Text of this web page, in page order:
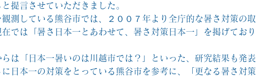
提言させていただきました。
測している熊谷市では、２００７年より全庁的な暑さ対策の取
では「暑さ日本一とあわせて、暑さ対策日本一」を掲げており
は「日本一暑いのは川越市では？」といった、研究結果も発表
日本一の対策をとっている熊谷市を参考に、「更なる暑さ対策